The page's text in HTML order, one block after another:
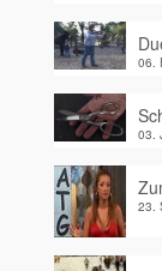
06.
03.
23.